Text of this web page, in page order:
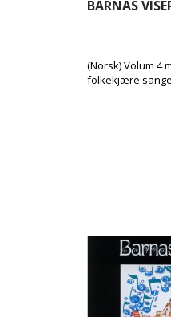
BARNAS
(Norsk) Volum 4
folkekjære